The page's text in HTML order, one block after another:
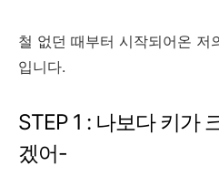
철 없던 때부터 시작되어온 저
입니다.
STEP 1 : 나보다 키가
겠어-